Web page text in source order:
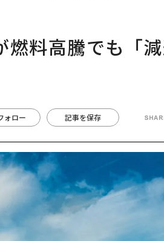
料高騰でも「
ォロー 記事を保存